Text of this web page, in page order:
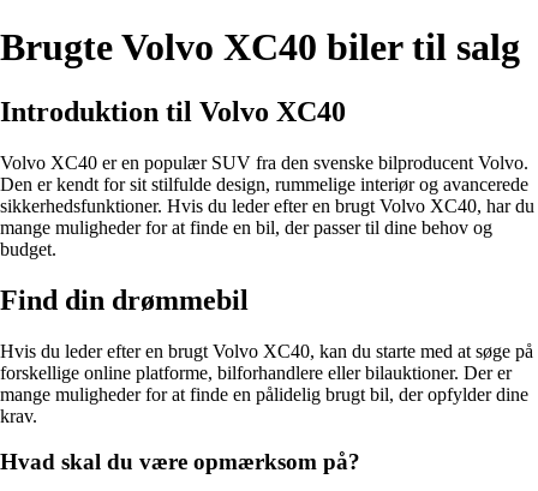
Brugte Volvo XC40 biler til salg
Introduktion til Volvo XC40
Volvo XC40 er en populær SUV fra den svenske bilproducent Volvo.
Den er kendt for sit stilfulde design, rummelige interiør og avancerede
sikkerhedsfunktioner. Hvis du leder efter en brugt Volvo XC40, har du
mange muligheder for at finde en bil, der passer til dine behov og
budget.
Find din drømmebil
Hvis du leder efter en brugt Volvo XC40, kan du starte med at søge på
forskellige online platforme, bilforhandlere eller bilauktioner. Der er
mange muligheder for at finde en pålidelig brugt bil, der opfylder dine
krav.
Hvad skal du være opmærksom på?